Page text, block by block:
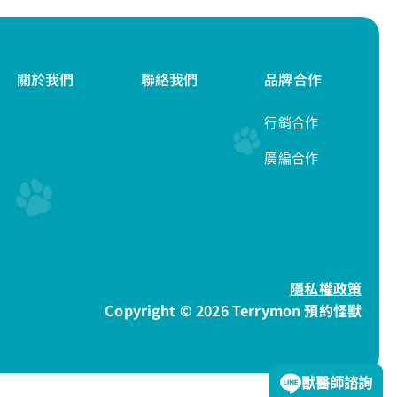
關於我們 聯絡我們 品牌合作
行銷合作
廣編合作
隱私權政策
Copyright © 2026 Terrymon 預約怪獸
獸醫師諮詢